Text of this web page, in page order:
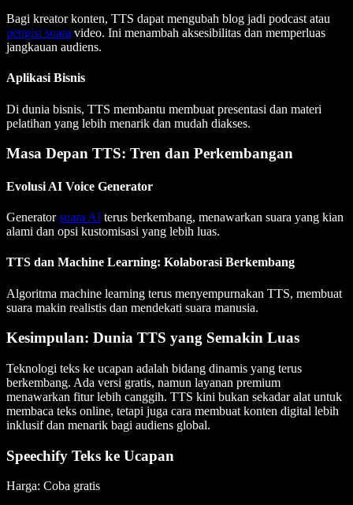
Bagi kreator konten, TTS dapat mengubah blog jadi podcast atau
pengisi suara video. Ini menambah aksesibilitas dan memperluas
jangkauan audiens.
Aplikasi Bisnis
Di dunia bisnis, TTS membantu membuat presentasi dan materi
pelatihan yang lebih menarik dan mudah diakses.
Masa Depan TTS: Tren dan Perkembangan
Evolusi AI Voice Generator
Generatorsuara AI terus berkembang, menawarkan suara yang kian
alami dan opsi kustomisasi yang lebih luas.
TTS dan Machine Learning: Kolaborasi Berkembang
Algoritma machine learning terus menyempurnakan TTS, membuat
suara makin realistis dan mendekati suara manusia.
Kesimpulan: Dunia TTS yang Semakin Luas
Teknologi teks ke ucapan adalah bidang dinamis yang terus
berkembang. Ada versi gratis, namun layanan premium
menawarkan fitur lebih canggih. TTS kini bukan sekadar alat untuk
membaca teks online, tetapi juga cara membuat konten digital lebih
inklusif dan menarik bagi audiens global.
Speechify Teks ke Ucapan
Harga: Coba gratis